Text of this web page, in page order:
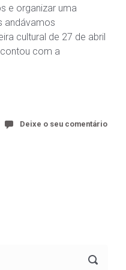
e organizar uma
andávamos
cultural de 27 de abril
contou com a
Deixe o seu comentário